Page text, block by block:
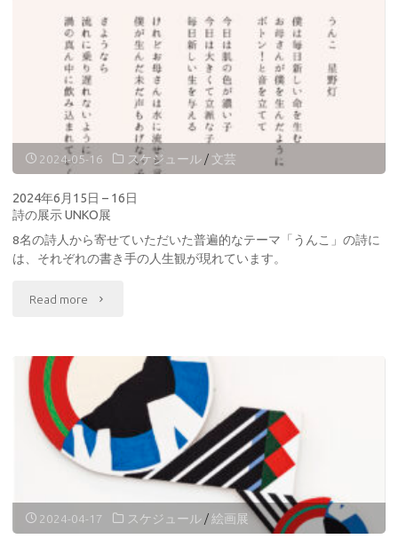
PHOTO
JAM
2024"
月
17
日
販
売
が
た
Hello
Market"
2024-05-16 スケジュール / 文芸
2024年6月15日 – 16日
詩の展示 UNKO展
8名の詩人から寄せていただいた普遍的なテーマ「うんこ」の詩に
は、それぞれの書き手の人生観が現れています。
Read more "2024
月
15
日
2024-04-17 スケジュール / 絵画展